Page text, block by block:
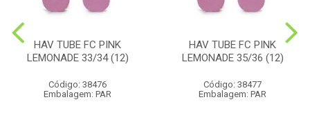
HAV TUBE FC PINK
LEMONADE 33/34 (12)
Código: 38476
Embalagem: PAR
HAV TUBE FC PINK
LEMONADE 35/36 (12)
Código: 38477
Embalagem: PAR